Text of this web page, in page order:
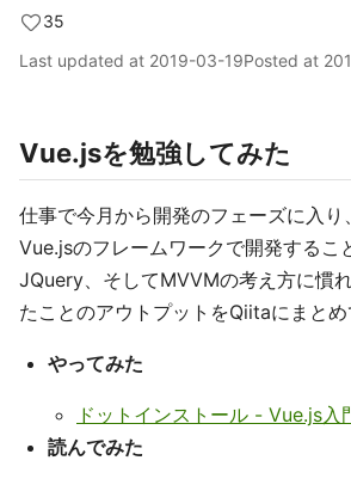
35
Last updated at 2019-03-19Posted at
Vue.jsを勉強してみた
仕事で今月から開発のフェーズに入り
Vue.jsのフレームワークで開発するこ
JQuery、そしてMVVMの考え方に慣
たことのアウトプットをQiitaにまとめ
やってみた
ドットインストール - Vue.js入
読んでみた